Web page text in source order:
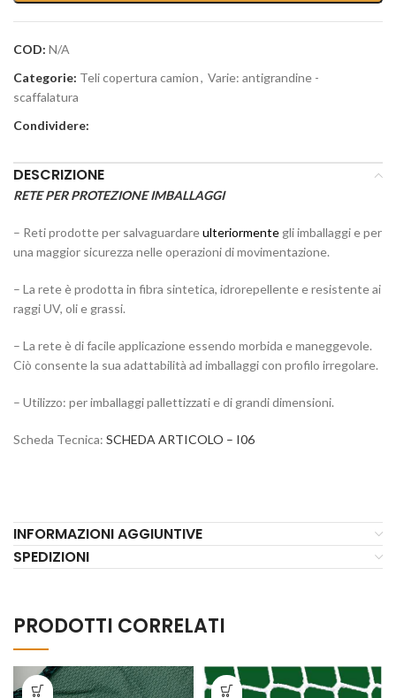
COD: N/A
Categorie: Teli copertura camion, Varie: antigrandine -
scaffalatura
Condividere:
DESCRIZIONE
RETE PER PROTEZIONE IMBALLAGGI
– Reti prodotte per salvaguardareulteriormente gli imballaggi e per
una maggior sicurezza nelle operazioni di movimentazione.
– La rete è prodotta in fibra sintetica, idrorepellente e resistente ai
raggi UV, oli e grassi.
– La rete è di facile applicazione essendo morbida e maneggevole.
Ciò consente la sua adattabilità ad imballaggi con profilo irregolare.
– Utilizzo: per imballaggi pallettizzati e di grandi dimensioni.
Scheda Tecnica: SCHEDA ARTICOLO – I06
INFORMAZIONI AGGIUNTIVE
SPEDIZIONI
PRODOTTI CORRELATI